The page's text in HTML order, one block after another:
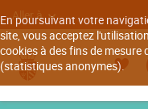
En poursuivant votre
site, vous acceptez
cookies à des fins de mesure
(statistiques anonymes).
Aller à